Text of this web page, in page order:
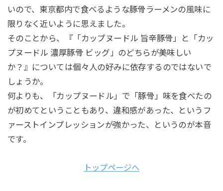
いので、東京都内で食べるような豚骨ラーメンの風味に
限りなく近いように思えました。
そのことから、『「カップヌードル 旨辛豚骨」と「カッ
プヌードル 濃厚豚骨 ビッグ」のどちらが美味しい
か？』については個々人の好みに依存するのではないで
しょうか。
何よりも、「カップヌードル」で「豚骨」味を食べたの
が初めてということもあり、違和感があった、というフ
ァーストインプレッションが強かった、というのが本音
です。
トップページへ